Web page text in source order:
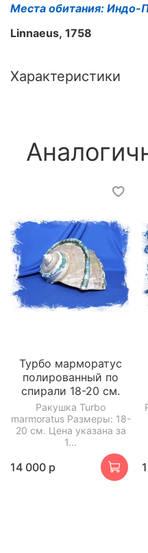
Места обитания: Индо-
Linnaeus, 1758
Характеристики
Турбо марморатус
полированный по
спирали 18-20 см.
Ракушка Turbo
marmoratus Размеры: 18-
20 см. Цена указана за
1...
14 000 р